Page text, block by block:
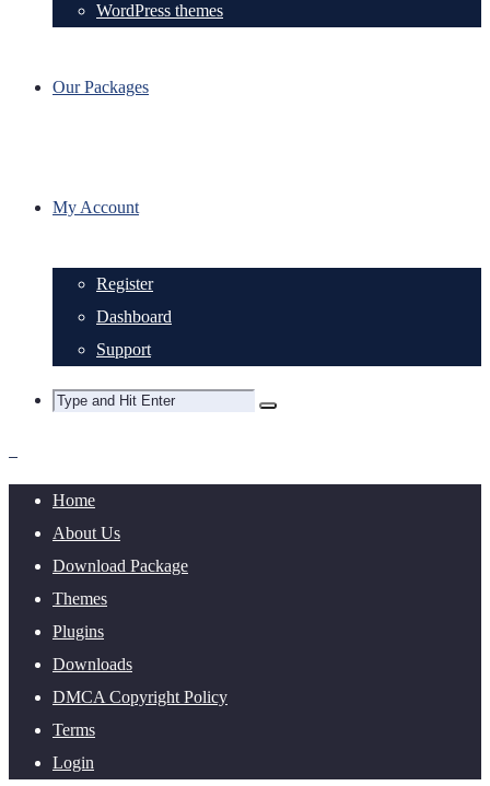
WordPress themes
Our Packages
My Account
Register
Dashboard
Support
Home
About Us
Download Package
Themes
Plugins
Downloads
DMCA Copyright Policy
Terms
Login